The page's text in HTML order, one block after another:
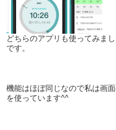
どちらのアプリも使ってみま
です。
機能はほぼ同じなので私は画
を使っています^^